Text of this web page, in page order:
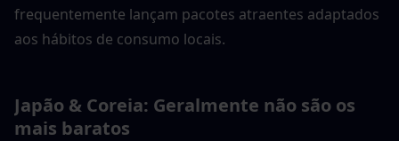
frequentemente lançam pacotes atraentes adaptados
aos hábitos de consumo locais.
Japão & Coreia: Geralmente não são os
mais baratos